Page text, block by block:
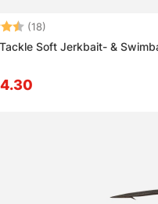
(18)
Soft Jerkbait- &